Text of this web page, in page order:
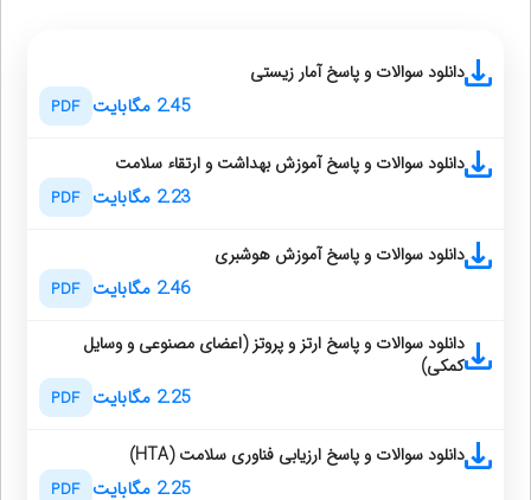
دانلود سوالات و پاسخ آمار زیستی
2.45 مگابایت PDF
دانلود سوالات و پاسخ آموزش بهداشت و ارتقاء سلامت
2.23 مگابایت PDF
دانلود سوالات و پاسخ آموزش هوشبری
2.46 مگابایت PDF
دانلود سوالات و پاسخ ارتز و پروتز (اعضای مصنوعی و وسایل
كمكی)
2.25 مگابایت PDF
دانلود سوالات و پاسخ ارزیابی فناوری سلامت (HTA)
2.25 مگابایت PDF